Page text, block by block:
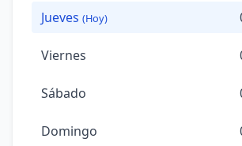
Jueves (Hoy)
Viernes
Sábado
Domingo